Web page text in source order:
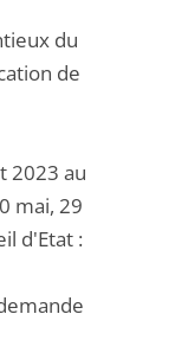
du
de
2023 au
mai, 29
d'Etat :